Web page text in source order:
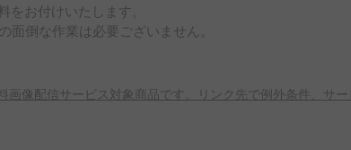
をお付けいたします。
面倒な作業は必要ございません。
画像配信サービス対象商品です。リンク先で例外条件、サ